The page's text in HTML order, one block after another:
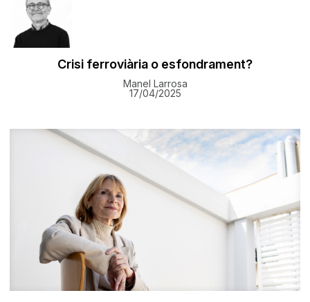
Crisi ferroviària o esfondrament?
Manel Larrosa
17/04/2025